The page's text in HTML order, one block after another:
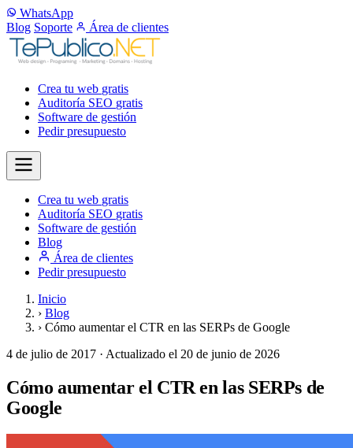
WhatsApp
Blog Soporte Área de clientes
Crea tu web gratis
Auditoría SEO gratis
Software de gestión
Pedir presupuesto
Crea tu web gratis
Auditoría SEO gratis
Software de gestión
Blog
Área de clientes
Pedir presupuesto
Inicio
› Blog
› Cómo aumentar el CTR en las SERPs de Google
4 de julio de 2017 · Actualizado el 20 de junio de 2026
Cómo aumentar el CTR en las SERPs de
Google